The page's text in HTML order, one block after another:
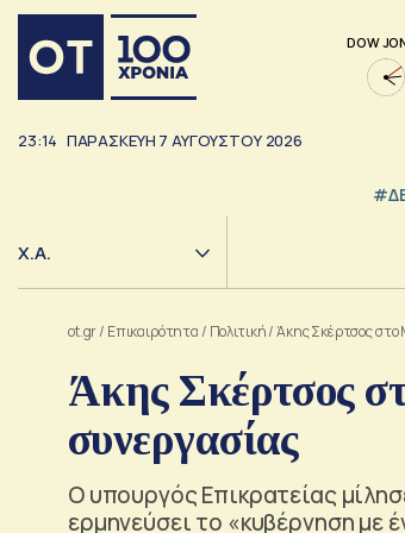
DOW
23:14 ΠΑΡΑΣΚΕΥΉ 7 ΑΥΓΟΎΣΤΟΥ 2026
Χ.Α.
ot.gr/ Επικαιρότητα / Πολιτική/Άκης Σκέρτσος στο
Άκης Σκέρτσος
συνεργασίας
Ο υπουργός Επικρατείας
ερμηνεύσει το «κυβέρνηση με